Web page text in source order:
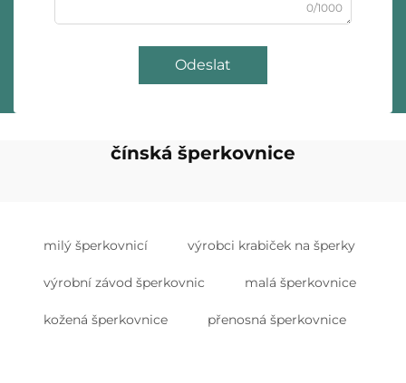
0/1000
Odeslat
čínská šperkovnice
milý šperkovnicí výrobci krabiček na šperky
výrobní závod šperkovnic malá šperkovnice
kožená šperkovnice přenosná šperkovnice